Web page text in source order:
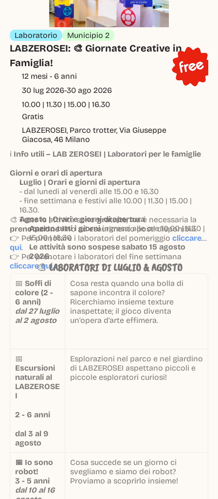
Laboratorio Municipio 2
LABZEROSEI: 🎨 Giornate Creative in
Famiglia!
12 mesi - 6 anni
30 lug 2026-30 ago 2026
10.00 | 11.30 | 15.00 | 16.30
Gratis
LABZEROSEI, Parco trotter, Via Giuseppe
Giacosa, 46 Milano
ℹ️ Info utili – LAB ZEROSEI | Laboratori per le famiglie
Giorni e orari di apertura
Luglio | Orari e giorni di apertura
- dal lunedi al venerdì alle 15.00 e 16.30
- fine settimana e festivi alle 10.00 | 11.30 | 15.00 |
16.30.
Agosto | Orari e giorni di apertura
Aperto tutti i giorniingressi alle ore 10.00 | 11.30 |
15.00 | 16.30
Le attività sono sospese sabato 15 agosto
2026.
🎨 Tutte le attività sonogratuite, ma è necessaria la
prenotazionefino ad esaurimento posti disponibili.
👉 Per prenotare i laboratori del pomeriggio cliccare
qui.
👉 Per prenotare i laboratori del fine settimana
cliccare qui.
🎨LABORATORI DI LUGLIO & AGOSTO
📅 Soffi di
colore (2 -
6 anni)
dal 27 luglio
al 2 agosto
Cosa resta quando una bolla di
sapone incontra il colore?
Ricerchiamo insieme texture
inaspettate; il gioco diventa
un'opera d'arte effimera.
📅
Escursioni
naturali al
LABZEROSE
I
2 - 6 anni
dal 3 al 9
agosto
Esplorazioni nel parco e nel giardino
di LABZEROSEI aspettano piccoli e
piccole esploratori curiosi!
📅 Io sono
robot!
3 - 5 anni
dal 10 al 16
Cosa succede se un giorno ci
svegliamo e siamo dei robot?
Proviamo a scoprirlo insieme!